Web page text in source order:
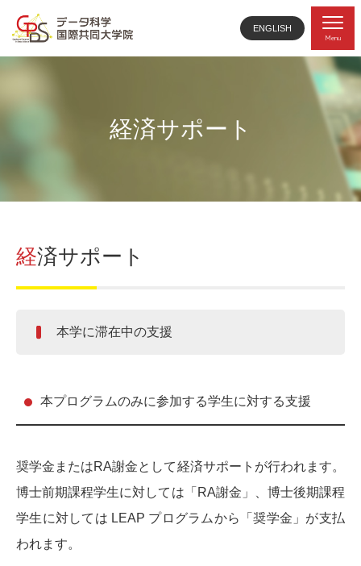
ENGLISH
Menu
経済サポート
経済サポート
本学に滞在中の支援
本プログラムのみに参加する学生に対する支援
奨学金またはRA謝金として経済サポートが行われます。
博士前期課程学生に対しては「RA謝金」、博士後期課程
学生に対しては LEAP プログラムから「奨学金」が支払
われます。